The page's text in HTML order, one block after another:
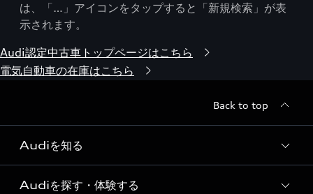
は、「…」アイコンをタップすると「新規検索」が表
示されます。
Audi認定中古車トップページはこちら
電気自動車の在庫はこちら
Back to top
Audiを知る
Audi ブランド
Audiを探す・体験する